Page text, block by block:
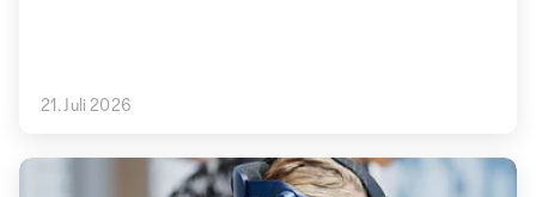
21. Juli 2026